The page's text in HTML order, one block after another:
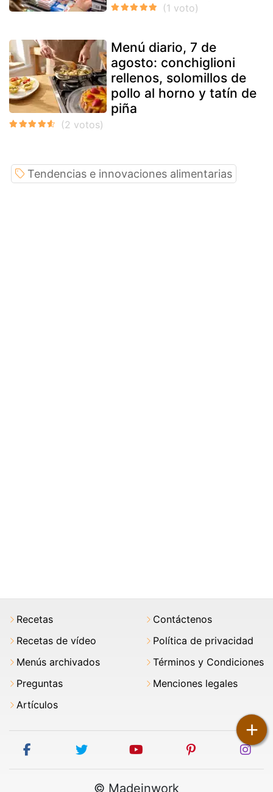
Menú diario, 7 de
agosto: conchiglioni
rellenos, solomillos de
pollo al horno y tatín de
piña
+
Tendencias e innovaciones alimentarias
Recetas
Recetas de vídeo
Menús archivados
Preguntas
Artículos
Contáctenos
Política de privacidad
Términos y Condiciones
Menciones legales
facebook twitter youtube pinterest
© Madeinwork